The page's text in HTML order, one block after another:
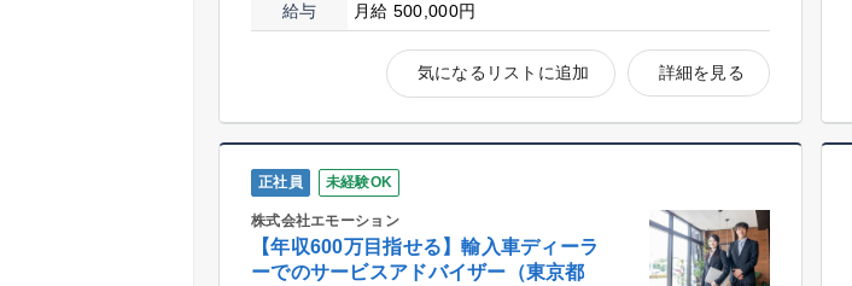
給与
月給 500,000円
詳細を見る
気になるリストに追加
正社員 未経験OK
株式会社エモーション
【年収600万目指せる】輸入車ディーラ
ーでのサービスアドバイザー（東京都